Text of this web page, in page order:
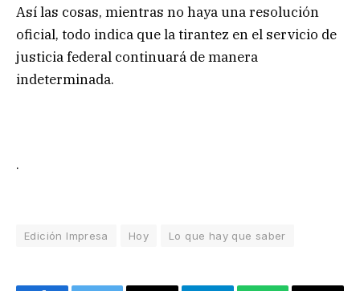
Así las cosas, mientras no haya una resolución
oficial, todo indica que la tirantez en el servicio de
justicia federal continuará de manera
indeterminada.
.
Edición Impresa Hoy Lo que hay que saber